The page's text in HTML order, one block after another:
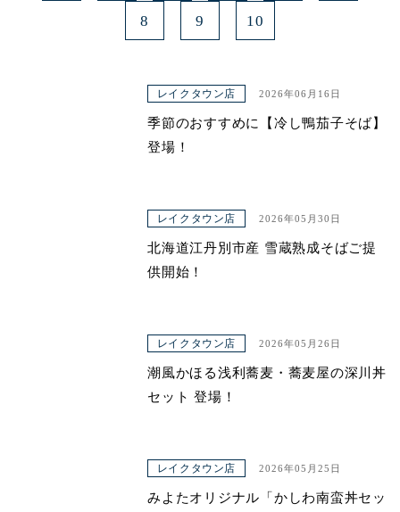
8 9 10
レイクタウン店 2026年06月16日
季節のおすすめに【冷し鴨茄子そば】
登場！
レイクタウン店 2026年05月30日
北海道江丹別市産 雪蔵熟成そばご提
供開始！
レイクタウン店 2026年05月26日
潮風かほる浅利蕎麦・蕎麦屋の深川丼
セット 登場！
レイクタウン店 2026年05月25日
みよたオリジナル「かしわ南蛮丼セッ